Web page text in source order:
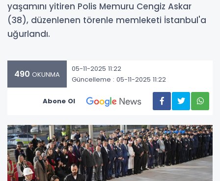
yaşamını yitiren Polis Memuru Cengiz Askar
(38), düzenlenen törenle memleketi İstanbul'a
uğurlandı.
490 OKUNMA
05-11-2025 11:22
Güncelleme : 05-11-2025 11:22
Abone Ol